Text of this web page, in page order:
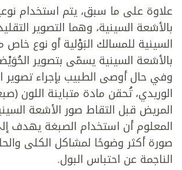
علاوة على ما سبق، يتم استخدام
بالأشعة السينية، وهما التصوير
السينية للمسالك البَوْلية أو نوع خاص
بالأشعة السينية يسمّى بتصوير
وفي حال أوصى الطبيب بإجراء تصوير
الوريدي، تُحقن مادة متباينة اللون
المريض قبل التقاط صور الأشعة
المعلوم أن استخدام الصبغة يهدف
صورة أكثر وضوحًا لمشاكل الكلى
الناجمة عن احتباس البول.